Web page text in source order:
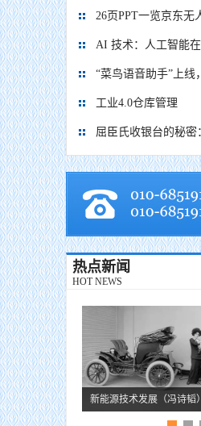
工业4.0仓库管理
热点新闻
HOT NEWS
新能源技术发展（冯诗韬）